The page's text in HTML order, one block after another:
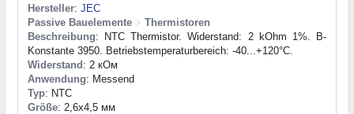
Hersteller: JEC
Passive Bauelemente > Thermistoren
Beschreibung: NTC Thermistor. Widerstand: 2 kOhm 1%. B-
Konstante 3950. Betriebstemperaturbereich: -40...+120°C.
Widerstand : 2 кОм
Anwendung: Messend
Typ: NTC
Größe: 2,6x4,5 мм